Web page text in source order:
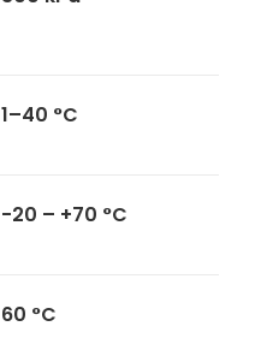
1–40 °C
-20 – +70 °C
60 °C